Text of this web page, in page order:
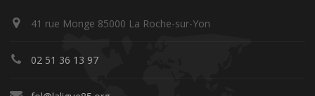
41 rue Monge 85000 La Roche-sur-Yon
02 51 36 13 97